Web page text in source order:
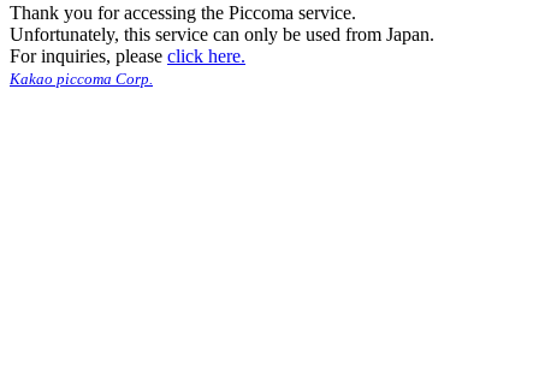
Thank you for accessing the Piccoma service.
Unfortunately, this service can only be used from Japan.
For inquiries, please click here.
Kakao piccoma Corp.